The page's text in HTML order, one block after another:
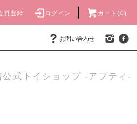
員登録 ログイン カート(0)
お問い合わせ
式トイショップ -アプティ-